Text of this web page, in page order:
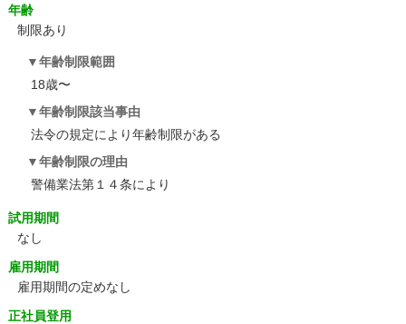
年齢
制限あり
年齢制限範囲
18歳〜
年齢制限該当事由
法令の規定により年齢制限がある
年齢制限の理由
警備業法第１４条により
試用期間
なし
雇用期間
雇用期間の定めなし
正社員登用